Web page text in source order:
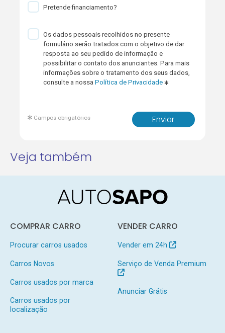
Pretende financiamento?
Os dados pessoais recolhidos no presente
formulário serão tratados com o objetivo de dar
resposta ao seu pedido de informação e
possibilitar o contato dos anunciantes. Para mais
informações sobre o tratamento dos seus dados,
consulte a nossaPolítica de Privacidade
Enviar
Campos obrigatórios
Veja também
COMPRAR CARRO
Procurar carros usados
Carros Novos
Carros usados por marca
Carros usados por
localização
VENDER CARRO
Vender em 24h
Serviço de Venda Premium
Anunciar Grátis